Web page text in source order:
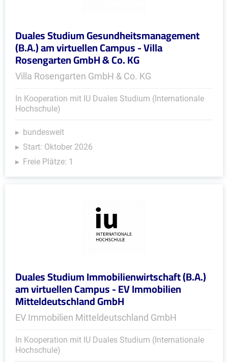
Duales Studium Gesundheitsmanagement
(B.A.) am virtuellen Campus - Villa
Rosengarten GmbH & Co. KG
Villa Rosengarten GmbH & Co. KG
In Kooperation mit IU Duales Studium (Internationale
Hochschule)
bundesweit
Start: Oktober 2026
Freie Plätze: 1
Duales Studium Immobilienwirtschaft (B.A.)
am virtuellen Campus - EV Immobilien
Mitteldeutschland GmbH
EV Immobilien Mitteldeutschland GmbH
In Kooperation mit IU Duales Studium (Internationale
Hochschule)